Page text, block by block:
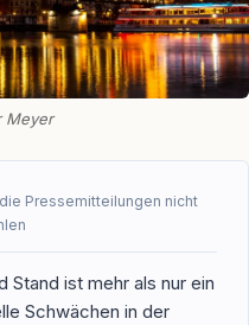
Meyer
Pressemitteilungen nicht
Stand ist mehr als nur ein
Schwächen in der